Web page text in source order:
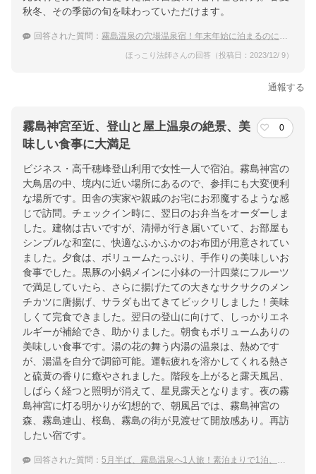
秋冬、その季節の旬を味わっていただけます。
回答された質問： 霧島温泉の穴場温泉宿！年末年始に泊まるのにおすすめの宿は？
ほっこり法師さんの回答（投稿日：2023/12/ 9）
通報する
霧島神宮至近、登山と屋上温泉の絶景、美
味しい食事に大満足
0
ビジネス・高千穂峰登山利用で女性一人で宿泊。霧島神宮の
大鳥居の中、境内に近い場所にあるので、参拝にも大変便利
な場所です。田舎の実家や親戚のお宅にお邪魔するような感
じで訪問。チェックイン時に、翌日のお弁当をオーダーしま
した。建物は古いですが、清掃が行き届いていて、お部屋も
シンプルな和室に、快適なふかふかのお布団が用意されてい
ました。夕食は、ボリュームたっぷり、手作りの美味しいお
食事でした。黒豚の小鍋メインに小鉢の一汁四菜にフルーツ
で満足していたら、さらに揚げたての大きなサクサクのメン
チカツに唐揚げ、サラダも出てきてビックリしました！美味
しくて完食できました。翌日の登山に向けて、しっかりエネ
ルギーが補給でき、助かりました。朝食もボリュームありの
美味しい食事です。湯の花の舞う内湯の温泉は、熱めです
が、湯温を自分で調節可能。運転疲れを溶かしてくれる熱さ
と硫黄の香りに癒やされました。階段を上がると露天風呂、
しばらく経つと照明が消えて、星見露天となります。夜の霧
島神宮に灯る明かりが幻想的で、朝風呂では、霧島神宮の
森、霧島連山、桜島、霧島の街が見渡せて開放感あり。再訪
したい宿です。
回答された質問： 5月半ば、霧島温泉へ1人旅！素泊まりで1泊、あるいは連泊で温泉が楽しみやすい宿